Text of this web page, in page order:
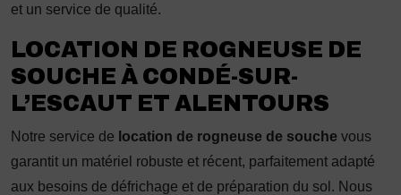
et un service de qualité.
LOCATION DE ROGNEUSE DE
SOUCHE À CONDÉ-SUR-
L’ESCAUT ET ALENTOURS
Notre service de location de rogneuse de souche vous
garantit un matériel robuste et récent, parfaitement adapté
aux besoins de défrichage et de préparation du sol. Nous